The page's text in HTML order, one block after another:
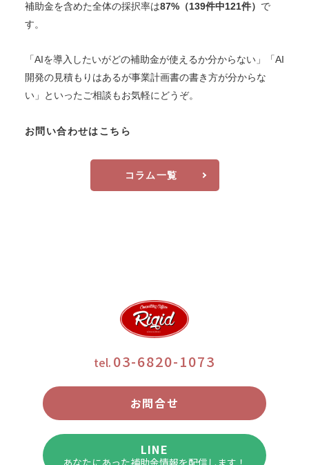
補助金を含めた全体の採択率は87%（139件中121件） で
す。
「AIを導入したいがどの補助金が使えるか分からない」「AI
開発の見積もりはあるが事業計画書の書き方が分からな
い」といったご相談もお気軽にどうぞ。
お問い合わせはこちら
コラム一覧
tel. 03-6820-1073
お問合せ
LINE
あなたにあった補助金情報を配信します！